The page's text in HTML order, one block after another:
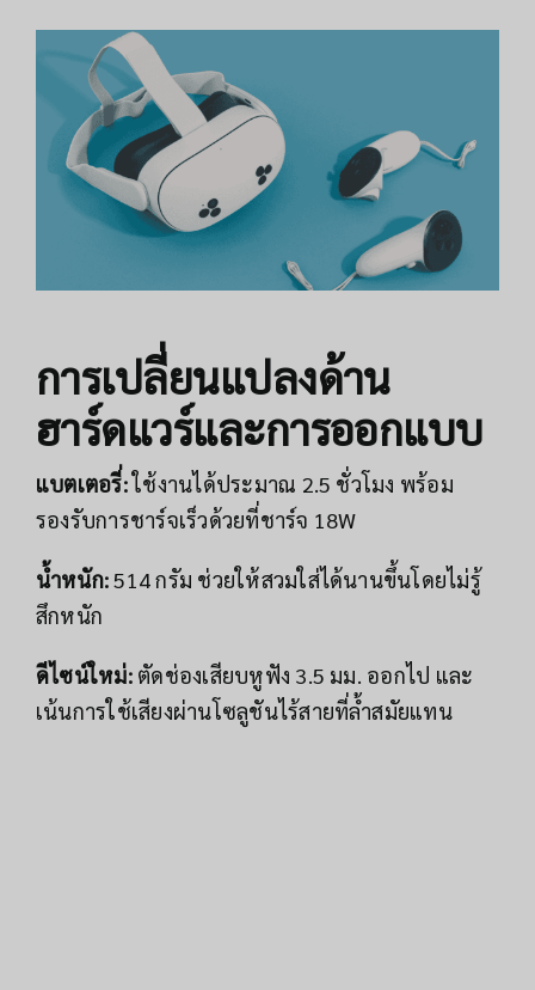
การเปลี่ยนแปลงด้าน
ฮาร์ดแวร์และการออกแบบ
แบตเตอรี่:ใช้งานได้ประมาณ 2.5 ชั่วโมง พร้อม
รองรับการชาร์จเร็วด้วยที่ชาร์จ 18W
น้ำหนัก:514 กรัม ช่วยให้สวมใส่ได้นานขึ้นโดยไม่รู้
สึกหนัก
ดีไซน์ใหม่:ตัดช่องเสียบหูฟัง 3.5 มม. ออกไป และ
เน้นการใช้เสียงผ่านโซลูชันไร้สายที่ล้ำสมัยแทน